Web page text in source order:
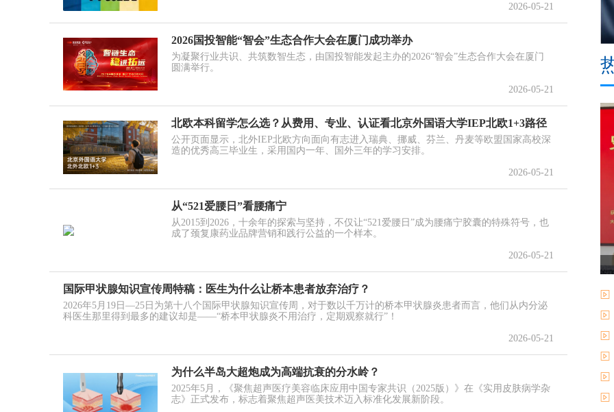
2026-05-21
2026国投智能“智会”生态合作大会在厦门成功举办
为凝聚行业共识、共筑数智生态，由国投智能发起主办的2026“智会”生态合作大会在厦门
圆满举行。
2026-05-21
北欧本科留学怎么选？从费用、专业、认证看北京外国语大学IEP北欧1+3路径
公开页面显示，北外IEP北欧方向面向有志进入瑞典、挪威、芬兰、丹麦等欧盟国家高校深
造的优秀高三毕业生，采用国内一年、国外三年的学习安排。
2026-05-21
从“521爱腰日”看腰痛宁
从2015到2026，十余年的探索与坚持，不仅让“521爱腰日”成为腰痛宁胶囊的特殊符号，也
成了颈复康药业品牌营销和践行公益的一个样本。
2026-05-21
国际甲状腺知识宣传周特稿：医生为什么让桥本患者放弃治疗？
2026年5月19日—25日为第十八个国际甲状腺知识宣传周，对于数以千万计的桥本甲状腺炎患者而言，他们从内分泌
科医生那里得到最多的建议却是——“桥本甲状腺炎不用治疗，定期观察就行”！
2026-05-21
为什么半岛大超炮成为高端抗衰的分水岭？
2025年5月，《聚焦超声医疗美容临床应用中国专家共识（2025版）》在《实用皮肤病学杂
志》正式发布，标志着聚焦超声医美技术迈入标准化发展新阶段。